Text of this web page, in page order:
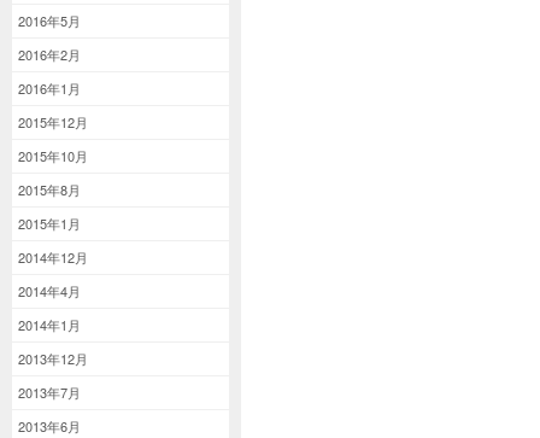
2016年5月
2016年2月
2016年1月
2015年12月
2015年10月
2015年8月
2015年1月
2014年12月
2014年4月
2014年1月
2013年12月
2013年7月
2013年6月